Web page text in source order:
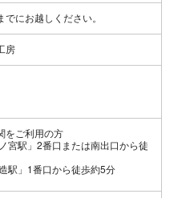
でにお越しください。
房
をご利用の方
宮駅」2番口または南出口から徒
駅」1番口から徒歩約5分